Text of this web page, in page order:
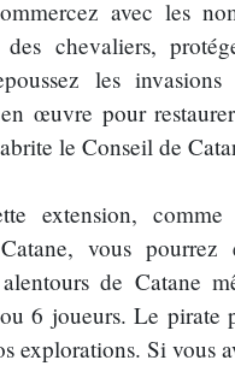
avec les
chevaliers,
les invasions
œuvre pour
le Conseil de
extension, comme
vous pourrez
de Catane
6 joueurs. Le pirate
explorations. Si vous